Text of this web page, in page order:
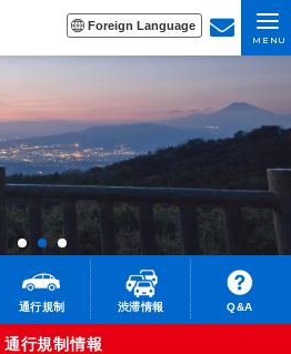
Foreign Language
MENU
通行規制 渋滞情報 Q&A
通行規制情報